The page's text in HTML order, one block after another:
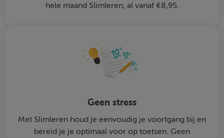
hele maand Slimleren, al vanaf €8,95.
Geen stress
Met Slimleren houd je eenvoudig je voortgang bij en
bereid je je optimaal voor op toetsen. Geen